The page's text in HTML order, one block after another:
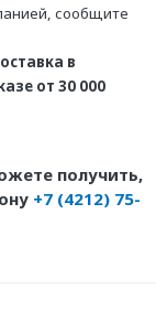
сообщите
в
от 30 000
получить,
+7 (4212) 75-